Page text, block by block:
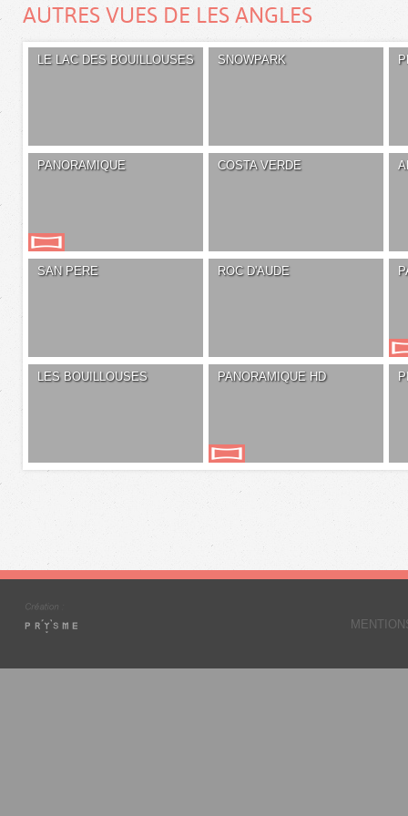
AUTRES VUES DE LES ANGLES
LE LAC DES BOUILLOUSES SNOWPARK
PANORAMIQUE COSTA VERDE
SAN PERE ROC D'AUDE
LES BOUILLOUSES PANORAMIQUE HD